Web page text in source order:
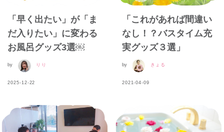
「早く出たい」が「ま
だ入りたい」に変わる
お風呂グッズ3選￼
by りり
2025-12-22
「これがあれば間違い
なし！？バスタイム充
実グッズ３選」
by きょる
2021-04-09